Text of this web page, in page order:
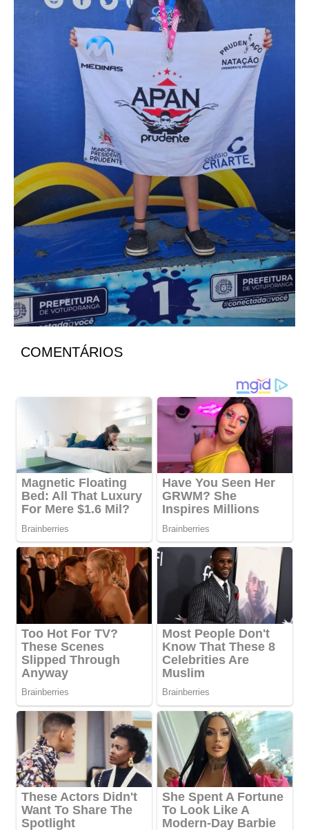
COMENTÁRIOS